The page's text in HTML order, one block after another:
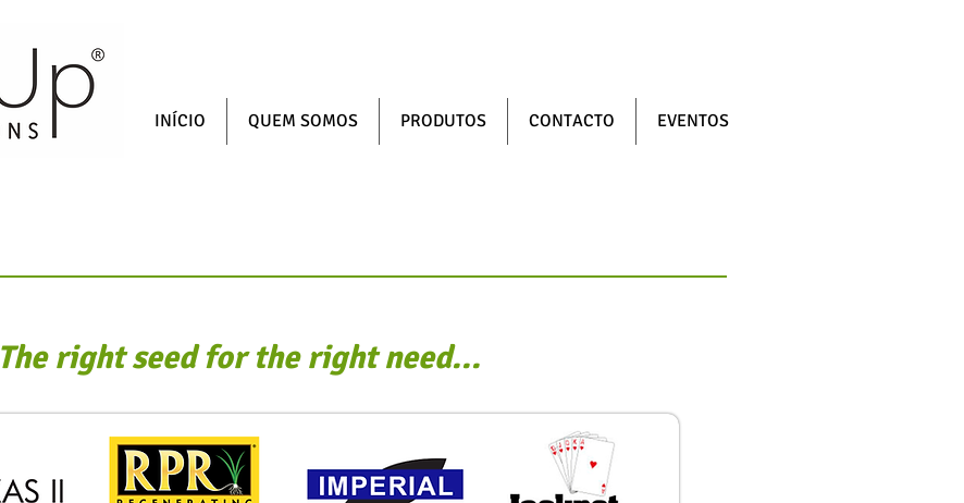
INÍCIO QUEM SOMOS PRODUTOS CONTACTO EVENTOS
The right seedfor the right need...